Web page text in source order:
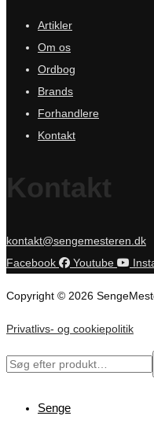
Artikler
Om os
Ordbog
Brands
Forhandlere
Kontakt
Kontakt
kontakt@sengemesteren.dk
Facebook
Youtube
Copyright © 2026
Privatlivs- og cookiepolitik
Search
Senge